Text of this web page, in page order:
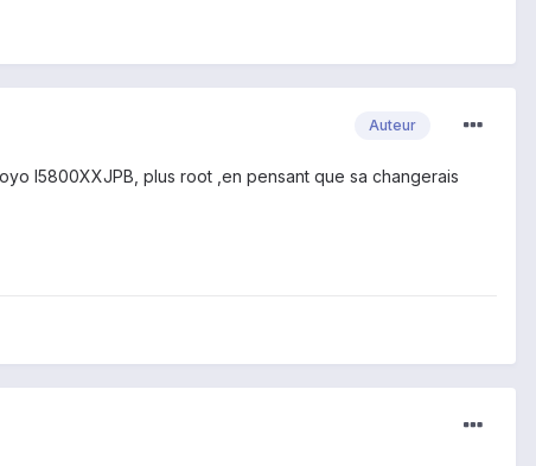
Auteur
I5800XXJPB, plus root ,en pensant que sa changerais